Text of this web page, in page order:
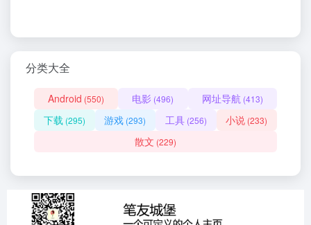
分类大全
Android (550) 电影 (496) 网址导航 (413)
下载 (295) 游戏 (293) 工具(256) 小说 (233)
散文 (229)